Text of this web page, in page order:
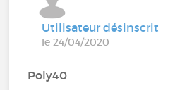
Utilisateur désinscrit
le 24/04/2020
Poly40